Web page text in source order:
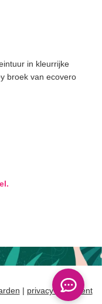
in kleurrijke
broek van ecovero
| privacy statement